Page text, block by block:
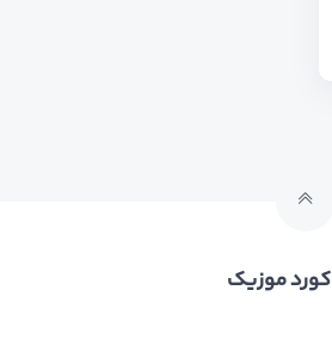
کورد موزیک